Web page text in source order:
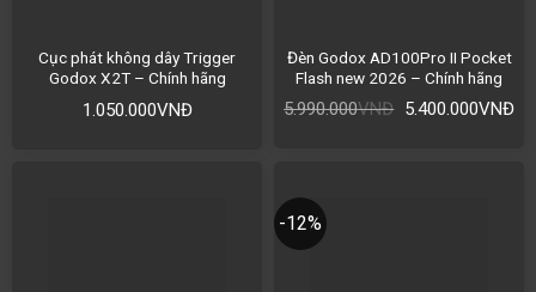
Cục phát không dây Trigger
Godox X2T – Chính hãng
1.050.000VNĐ
Đèn Godox AD100Pro II Pocket
Flash new 2026 – Chính hãng
5.990.000VNĐ 5.400.000VNĐ
-12%